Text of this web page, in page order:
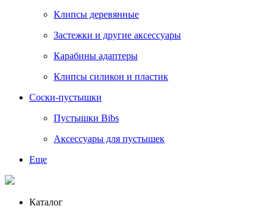
Клипсы деревянные
Застежки и другие аксессуары
Карабины адаптеры
Клипсы силикон и пластик
Соски-пустышки
Пустышки Bibs
Аксессуары для пустышек
Еще
Каталог